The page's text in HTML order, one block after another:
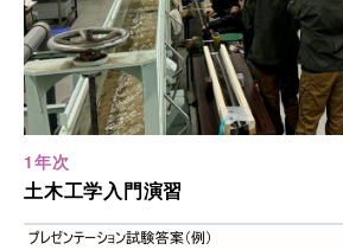
1年次
土木工学入門演習